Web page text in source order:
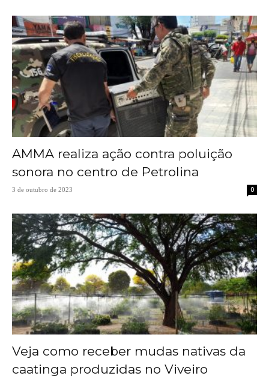
AMMA realiza ação contra poluição
sonora no centro de Petrolina
3 de outubro de 2023 0
Veja como receber mudas nativas da
caatinga produzidas no Viveiro